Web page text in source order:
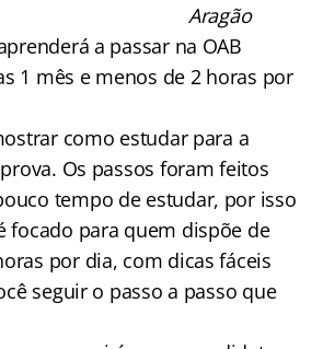
Aragão
a passar na OAB
1 mês e menos de 2 horas por
como estudar para a
Os passos foram feitos
tempo de estudar, por isso
focado para quem dispõe de
por dia, com dicas fáceis
seguir o passo a passo que